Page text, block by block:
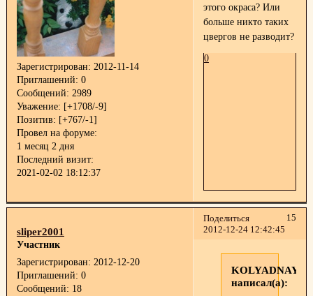
Зарегистрирован: 2012-11-14
Приглашений: 0
Сообщений: 2989
Уважение: [+1708/-9]
Позитив: [+767/-1]
Провел на форуме:
1 месяц 2 дня
Последний визит:
2021-02-02 18:12:37
этого окраса? Или
больше никто таких
цвергов не разводит?
0
Поделиться
15
2012-12-24 12:42:45
sliper2001
Участник
Зарегистрирован: 2012-12-20
Приглашений: 0
Сообщений: 18
KOLYADNAYA
написал(а):